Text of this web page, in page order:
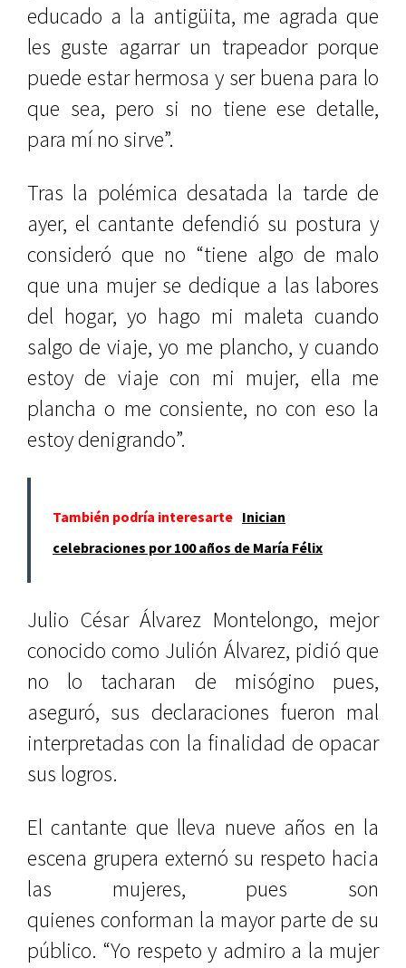
educado a la antigüita, me agrada que
les guste agarrar un trapeador porque
puede estar hermosa y ser buena para lo
que sea, pero si no tiene ese detalle,
para mí no sirve”.
Tras la polémica desatada la tarde de
ayer, el cantante defendió su postura y
consideró que no “tiene algo de malo
que una mujer se dedique a las labores
del hogar, yo hago mi maleta cuando
salgo de viaje, yo me plancho, y cuando
estoy de viaje con mi mujer, ella me
plancha o me consiente, no con eso la
estoy denigrando”.
También podría interesarte Inician
celebraciones por 100 años de María Félix
Julio César Álvarez Montelongo, mejor
conocido como Julión Álvarez, pidió que
no lo tacharan de misógino pues,
aseguró, sus declaraciones fueron mal
interpretadas con la finalidad de opacar
sus logros.
El cantante que lleva nueve años en la
escena grupera externó su respeto hacia
las mujeres, pues son
quienes conforman la mayor parte de su
público. “Yo respeto y admiro a la mujer